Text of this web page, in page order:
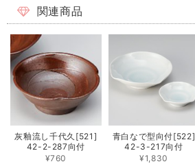
関連商品
灰釉流し千代久[521]
42-2-287向付
¥760
青白なで型向付[522]
42-3-217向付
¥1,830